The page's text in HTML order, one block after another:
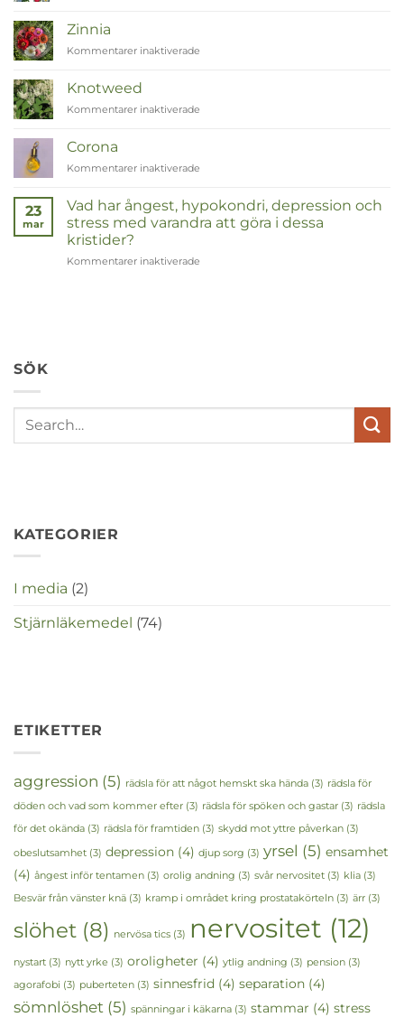
Zinnia
Kommentarer inaktiverade
Knotweed
Kommentarer inaktiverade
Corona
Kommentarer inaktiverade
23
mar
Vad har ångest, hypokondri, depression och
stress med varandra att göra i dessa
kristider?
Kommentarer inaktiverade
in
SÖK
KATEGORIER
I media (2)
Stjärnläkemedel (74)
ETIKETTER
aggression (5) rädsla för att något hemskt ska hända (3) rädsla för
döden och vad som kommer efter (3) rädsla för spöken och gastar (3) rädsla
för det okända (3) rädsla för framtiden (3) skydd mot yttre påverkan (3)
obeslutsamhet (3) depression (4) djup sorg (3) yrsel (5) ensamhet
(4) ångest inför tentamen (3) orolig andning (3) svår nervositet (3) klia (3)
Besvär från vänster knä (3) kramp i området kring prostatakörteln (3) ärr (3)
slöhet (8) nervösa tics (3) nervositet (12)
nystart (3) nytt yrke (3) oroligheter (4) ytlig andning (3) pension (3)
agorafobi (3) puberteten (3) sinnesfrid (4) separation (4)
sömnlöshet (5) spänningar i käkarna (3) stammar (4) stress